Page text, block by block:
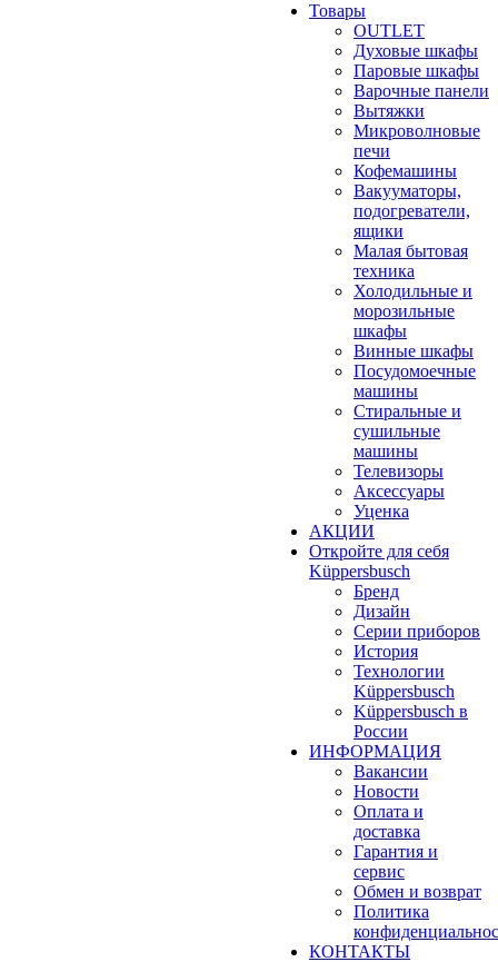
Товары
OUTLET
Духовые шкафы
Паровые шкафы
Варочные панели
Вытяжки
Микроволновые
печи
Кофемашины
Вакууматоры,
подогреватели,
ящики
Малая бытовая
техника
Холодильные и
морозильные
шкафы
Винные шкафы
Посудомоечные
машины
Стиральные и
сушильные
машины
Телевизоры
Аксессуары
Уценка
АКЦИИ
Откройте для себя
Küppersbusch
Бренд
Дизайн
Серии приборов
История
Технологии
Küppersbusch
Küppersbusch в
России
ИНФОРМАЦИЯ
Вакансии
Новости
Оплата и
доставка
Гарантия и
сервис
Обмен и возврат
Политика
КОНТАКТЫ